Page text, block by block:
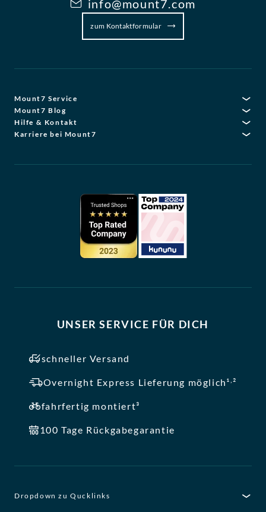
info@mount7.com
zum Kontaktformular
Mount7 Service
Mount7 Blog
Hilfe & Kontakt
Karriere bei Mount7
UNSER SERVICE FÜR DICH
schneller Versand
Overnight Express Lieferung möglich¹,²
fahrfertig montiert³
100 Tage Rückgabegarantie
Dropdown zu Qucklinks